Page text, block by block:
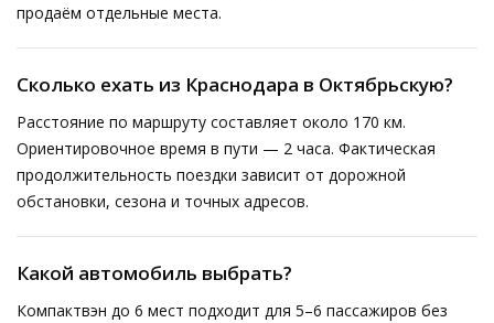
продаём отдельные места.
Сколько ехать из Краснодара в Октябрьскую?
Расстояние по маршруту составляет около 170 км.
Ориентировочное время в пути — 2 часа. Фактическая
продолжительность поездки зависит от дорожной
обстановки, сезона и точных адресов.
Какой автомобиль выбрать?
Компактвэн до 6 мест подходит для 5–6 пассажиров без